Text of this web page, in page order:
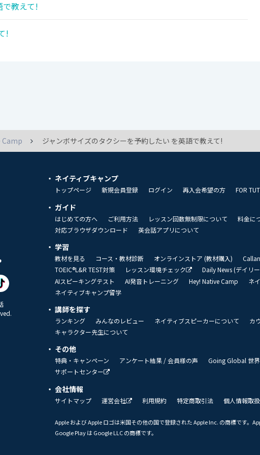
で教えて!
!
Camp ジャンボサイズのタクシーを予約したい を英語で教えて!
ネイティブキャンプ
トップページ 新規会員登録 ログイン 再入会希望の方 FOR
ガイド
はじめての方へ ご利用方法 レッスン回数無制限について 料金に
対応ブラウザダウンロード
英会話アプリについて
学習
教材を見る コース・教材診断 オンラインストア (教材購入)
TOEIC®L&R TEST対策
レッスン環境チェック Daily News (デイリ
AIスピーキングテスト
AI発音トレーニング Hey! Native Camp ネ
ネイティブキャンプ留学
講師を探す
ランキング みんなのレビュー ネイティブスピーカーについて
カ
キャラクター先生について
その他
特典・キャンペーン アンケート結果 / 会員様の声 Going Global 世
サポートセンター
会社情報
サイトマップ 運営会社 利用規約 特定商取引法 個人情報取
Apple および Apple ロゴは米国その他の国で登録された Apple Inc. の商標です。
Google Play は Google LLC の商標です。